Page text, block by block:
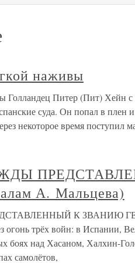
наживы
Голландец Питер (Пит) Хейн с
суда. Он попал в плен
некоторое время поступил
А. Мальцева)
К ЗВАНИЮ
трёх войн: в Испании,
боях над Хасаном, Халхин-
самолётов,